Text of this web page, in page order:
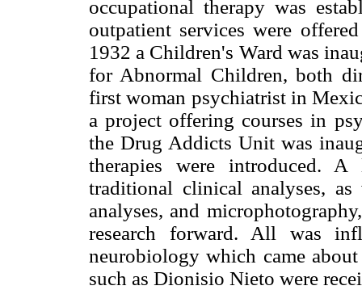
occupational therapy was
outpatient services were
1932 a Children's Ward was
for Abnormal Children, both
first woman psychiatrist in
a project offering courses in
the Drug Addicts Unit was
therapies were introduced.
traditional clinical analyses,
analyses, and
research forward. All was
neurobiology which came
such as Dionisio Nieto were